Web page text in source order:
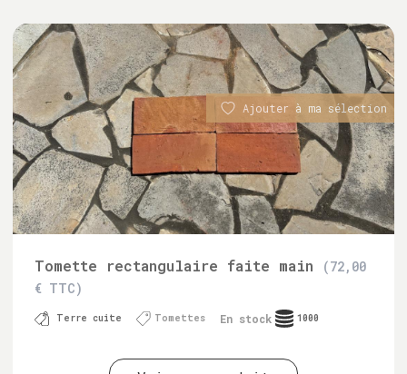
Ajouter à ma sélection
Tomette rectangulaire faite main
(72,00
€ TTC)
Terre cuite Tomettes En stock 1000